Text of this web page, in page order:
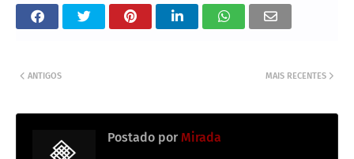
MAIS RECENTES
ANTIGOS
Postado por Mirada